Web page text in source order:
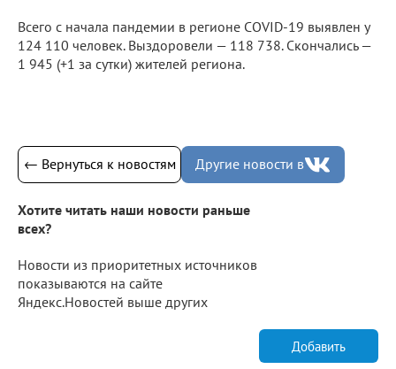
Всего с начала пандемии в регионе COVID-19 выявлен у
124 110 человек. Выздоровели — 118 738. Скончались —
1 945 (+1 за сутки) жителей региона.
← Вернуться к новостям Другие новости в
Хотите читать наши новости раньше
всех?
Новости из приоритетных источников
показываются на сайте
Яндекс.Новостей выше других
Добавить